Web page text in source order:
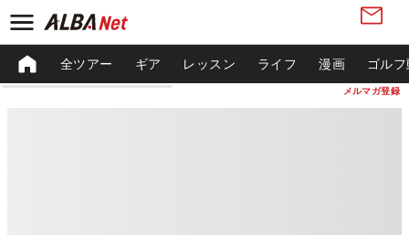
メルマガ登録
全ツアー ギア レッスン ライフ 漫画 ゴル